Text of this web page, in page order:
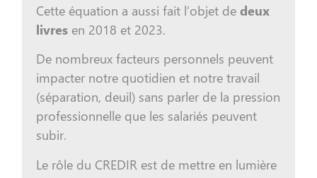
Cette équation a aussi fait l’objet de deux
livres en 2018 et 2023.
De nombreux facteurs personnels peuvent
impacter notre quotidien et notre travail
(séparation, deuil) sans parler de la pression
professionnelle que les salariés peuvent
subir.
Le rôle du CREDIR est de mettre en lumière